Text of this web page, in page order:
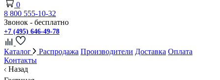
0
8 800 555-10-32
Звонок - бесплатно
+7 (495) 646-49-78
Каталог Распродажа Производители Доставка Оплата
Контакты
Назад